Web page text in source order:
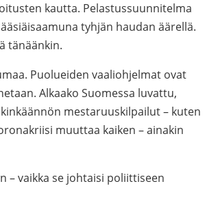
kautta. Pelastussuunnitelma
tyhjän haudan äärellä.
tänäänkin.
Puolueiden vaaliohjelmat ovat
Alkaako Suomessa luvattu,
mestaruuskilpailut – kuten
muuttaa kaiken – ainakin
– vaikka se johtaisi poliittiseen